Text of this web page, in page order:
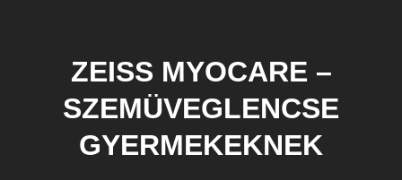
ZEISS MYOCARE –
SZEMÜVEGLENCSE
GYERMEKEKNEK